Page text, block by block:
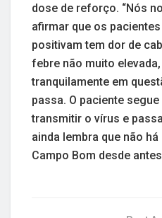
dose de reforço. “Nós
afirmar que os
positivam tem dor de
febre não muito
tranquilamente em
passa. O paciente
transmitir o vírus e
ainda lembra que não
Campo Bom desde